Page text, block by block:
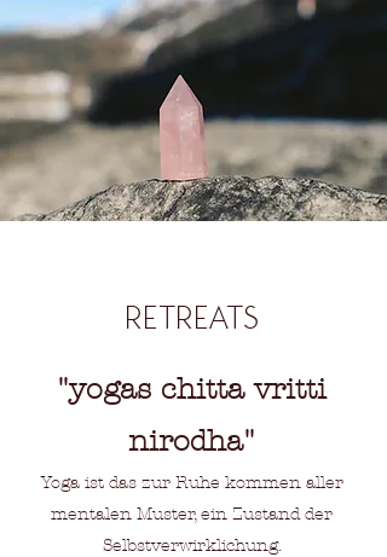
RETREATS
"yogas chitta vritti
nirodha"
Yoga ist das zur Ruhe kommen aller
mentalen Muster, ein Zustand der
Selbstverwirklichung.